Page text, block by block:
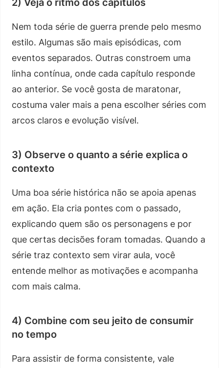
2) Veja o ritmo dos capítulos
Nem toda série de guerra prende pelo mesmo
estilo. Algumas são mais episódicas, com
eventos separados. Outras constroem uma
linha contínua, onde cada capítulo responde
ao anterior. Se você gosta de maratonar,
costuma valer mais a pena escolher séries com
arcos claros e evolução visível.
3) Observe o quanto a série explica o
contexto
Uma boa série histórica não se apoia apenas
em ação. Ela cria pontes com o passado,
explicando quem são os personagens e por
que certas decisões foram tomadas. Quando a
série traz contexto sem virar aula, você
entende melhor as motivações e acompanha
com mais calma.
4) Combine com seu jeito de consumir
no tempo
Para assistir de forma consistente, vale